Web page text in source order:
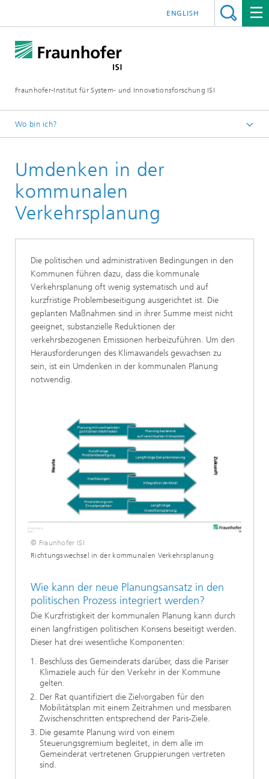
Fraunhofer-Institut für System- und Innovationsforschung ISI
ENGLISH
Wo bin ich?
Blog
erreichen
Umdenken in der
kommunalen
Verkehrsplanung
Die politischen und administrativen Bedingungen in den
Kommunen führen dazu, dass die kommunale
Verkehrsplanung oft wenig systematisch und auf
kurzfristige Problembeseitigung ausgerichtet ist. Die
geplanten Maßnahmen sind in ihrer Summe meist nicht
geeignet, substanzielle Reduktionen der
verkehrsbezogenen Emissionen herbeizuführen. Um den
Herausforderungen des Klimawandels gewachsen zu
sein, ist ein Umdenken in der kommunalen Planung
notwendig.
© Fraunhofer ISI
Richtungswechsel in der kommunalen Verkehrsplanung
Wie kann der neue Planungsansatz in den
politischen Prozess integriert werden?
Die Kurzfristigkeit der kommunalen Planung kann durch
einen langfristigen politischen Konsens beseitigt werden.
Dieser hat drei wesentliche Komponenten:
Beschluss des Gemeinderats darüber, dass die Pariser
Klimaziele auch für den Verkehr in der Kommune
gelten.
Der Rat quantifiziert die Zielvorgaben für den
Mobilitätsplan mit einem Zeitrahmen und messbaren
Zwischenschritten entsprechend der Paris-Ziele.
Die gesamte Planung wird von einem
Steuerungsgremium begleitet, in dem alle im
Gemeinderat vertretenen Gruppierungen vertreten
sind.